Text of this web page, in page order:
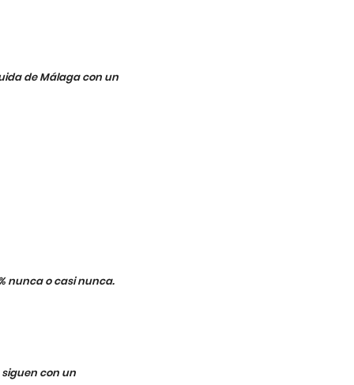
de Málaga con un
nunca o casi nunca.
con un